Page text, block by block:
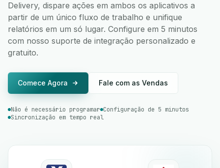
Delivery, dispare ações em ambos os aplicativos a
partir de um único fluxo de trabalho e unifique
relatórios em um só lugar. Configure em 5 minutos
com nosso suporte de integração personalizado e
gratuito.
Comece Agora Fale com as Vendas
Não é necessário programar Configuração de 5 minutos
Sincronização em tempo real